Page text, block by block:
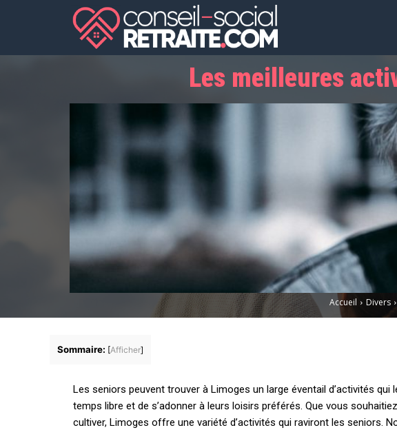
Les meilleures
Accueil Divers
Sommaire: [Afficher]
Les seniors peuvent trouver à Limoges un large éventail d’activités
temps libre et de s’adonner à leurs loisirs préférés. Que vous
cultiver, Limoges offre une variété d’activités qui raviront les seniors.